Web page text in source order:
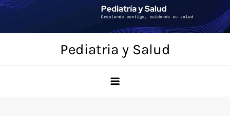
Saltar
contenido
Pediatria y Salud